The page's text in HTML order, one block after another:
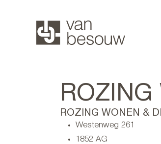
ROZING WONEN &
Westenweg 261
1852 AG